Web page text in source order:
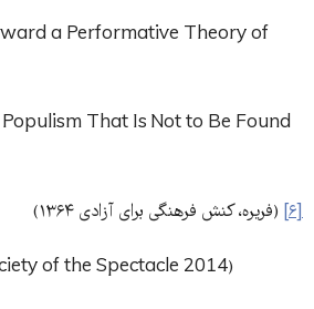
a Performative Theory of
That Is Not to Be Found
[۶] (فریره، کنش فرهنگی برای آزادی ۱۳۶۴)
of the Spectacle 2014)